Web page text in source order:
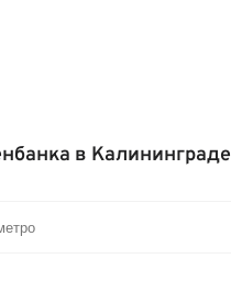
в Калининграде